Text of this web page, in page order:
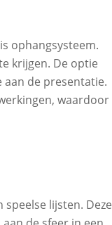
ophangsysteem.
krijgen. De optie
aan de presentatie.
waardoor
lijsten. Deze